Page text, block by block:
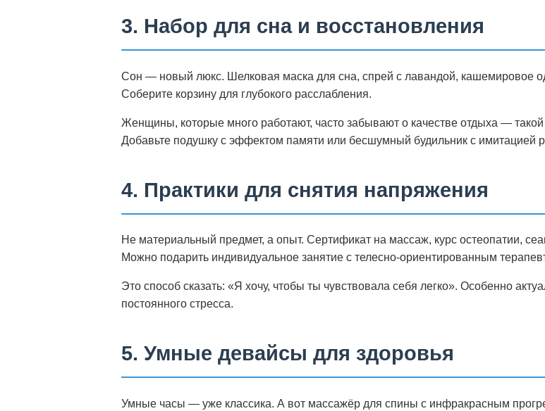
3. Набор для сна и восстановления
Сон — новый люкс. Шелковая маска для сна, спрей с лавандой, кашемировое
Соберите корзину для глубокого расслабления.
Женщины, которые много работают, часто забывают о качестве отдыха —
Добавьте подушку с эффектом памяти или бесшумный будильник с имитацией
4. Практики для снятия напряжения
Не материальный предмет, а опыт. Сертификат на массаж, курс остеопатии,
Можно подарить индивидуальное занятие с телесно-ориентированным
Это способ сказать: «Я хочу, чтобы ты чувствовала себя легко». Особенно
постоянного стресса.
5. Умные девайсы для здоровья
Умные часы — уже классика. А вот массажёр для спины с инфракрасным